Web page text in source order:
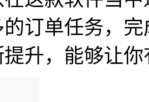
订单任务，
升，能够让